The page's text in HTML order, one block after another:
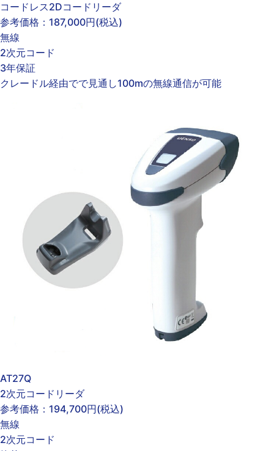
コードレス2Dコードリーダ
参考価格： 187,000円(税込)
無線
2次元コード
3年保証
クレードル経由でで見通し100mの無線通信が可能
AT27Q
2次元コードリーダ
参考価格： 194,700円(税込)
無線
2次元コード